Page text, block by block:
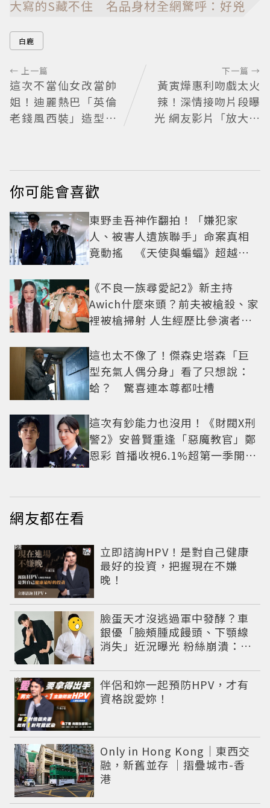
大寫的S藏不住 名品身材全網驚呼：好兇
白鹿
← 上一篇
這次不當仙女改當帥
姐！迪麗熱巴「英倫
老錢風西裝」造型帥
下一篇 →
黃寅燁惠利吻戲太火
辣！深情接吻片段曝
光 網友影片「放大調
你可能會喜歡
東野圭吾神作翻拍！「嫌犯家
人、被害人遺族聯手」命案真相
竟動搖 《天使與蝙蝠》超越懸
《不良一族尋愛記2》新主持
Awich什麼來頭？前夫被槍殺、家
裡被槍掃射 人生經歷比參演者還
這也太不像了！傑森史塔森「巨
型充氣人偶分身」看了只想說：
蛤？ 驚喜連本尊都吐槽
這次有鈔能力也沒用！《財閥X刑
警2》安普賢重逢「惡魔教官」鄭
恩彩 首播收視6.1%超第一季開紅
網友都在看
立即諮詢HPV！是對自己健康
最好的投資，把握現在不嫌
晚！
PR
臉蛋天才沒逃過軍中發酵？車
銀優「臉頰腫成饅頭、下顎線
消失」近況曝光 粉絲崩潰：空
伴侶和妳一起預防HPV，才有
資格說愛妳！
PR
Only in Hong Kong｜東西交
融，新舊並存 ｜摺疊城市-香
港